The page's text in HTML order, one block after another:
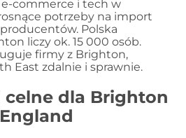
commerce i tech w
potrzeby na import
Polska
liczy ok. 15 000 osób.
firmy z Brighton,
East zdalnie i sprawnie.
celne dla Brighton